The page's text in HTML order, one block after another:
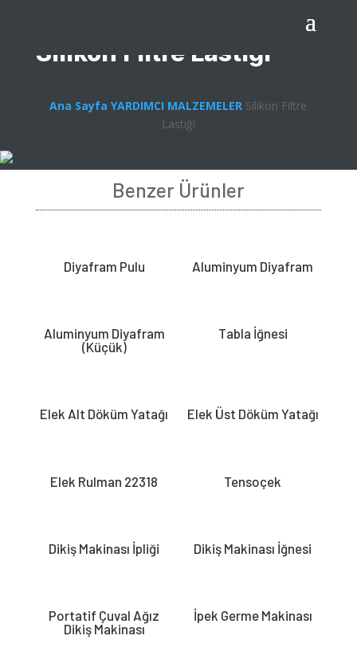
Silikon Filtre Lastiği
Ana Sayfa YARDIMCI MALZEMELER Silikon Filtre
Lastiği
Benzer Ürünler
Diyafram Pulu Aluminyum Diyafram
Aluminyum Diyafram
(Küçük)
Tabla İğnesi
Elek Alt Döküm Yatağı Elek Üst Döküm Yatağı
Elek Rulman 22318 Tensoçek
Dikiş Makinası İpliği Dikiş Makinası İğnesi
Portatif Çuval Ağız
Dikiş Makinası
İpek Germe Makinası